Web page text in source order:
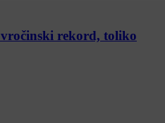
rekord, toliko